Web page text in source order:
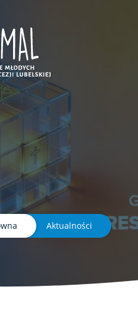
Aktualności